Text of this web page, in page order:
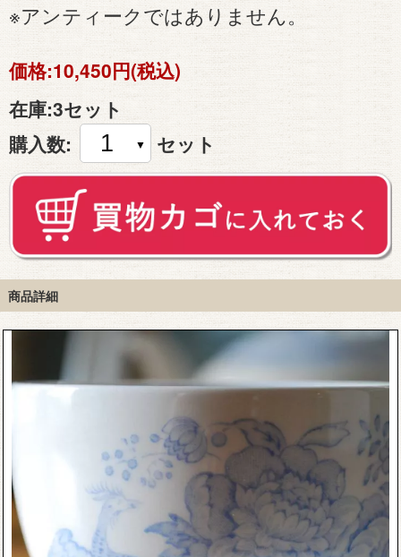
※アンティークではありません。
価格:10,450円(税込)
在庫:3セット
購入数:
セット
商品詳細